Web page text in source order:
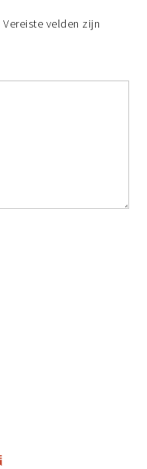
Vereiste velden zijn